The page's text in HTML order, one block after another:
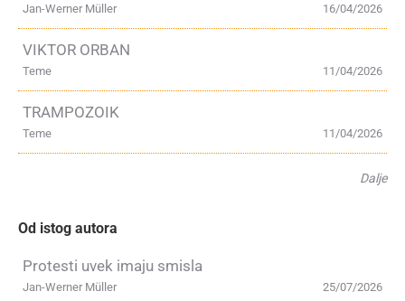
16/04/2026
Jan-Werner Müller
VIKTOR ORBAN
11/04/2026
Teme
TRAMPOZOIK
11/04/2026
Teme
Dalje
Od istog autora
Protesti uvek imaju smisla
25/07/2026
Jan-Werner Müller